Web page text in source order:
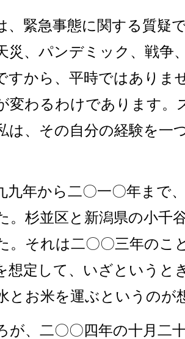
緊急事態に関する質疑
災、パンデミック、戦争
すから、平時ではありま
変わるわけであります。
は、その自分の経験を一
年から二〇一〇年まで
。杉並区と新潟県の小千
。それは二〇〇三年のこ
想定して、いざというと
とお米を運ぶというのが
、二〇〇四年の十月二